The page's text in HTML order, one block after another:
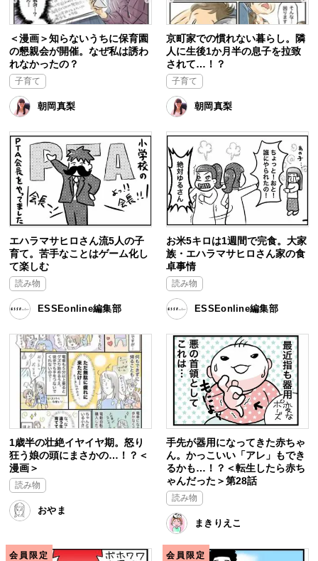
＜漫画＞知らないうちに保育園
の懇親会が開催。なぜ私は誘わ
れなかったの？
子育て
朝岡真梨
京町家での慣れない暮らし。隣
人に生後1か月半の息子を拉致
されて…！？
子育て
朝岡真梨
エハラマサヒロさん流5人の子
育て。苦手なことはゲーム化し
て楽しむ
読み物
ESSEonline編集部
お米5キロは1週間で完食。大家
族・エハラマサヒロさん家の食
卓事情
読み物
ESSEonline編集部
1歳半の壮絶イヤイヤ期。怒り
狂う娘の頭にまさかの…！？＜
漫画＞
読み物
おやま
手先が器用になってきた赤ちゃ
ん。かっこいい「アレ」もでき
るかも…！？＜転生したら赤ち
ゃんだった＞第28話
読み物
まきりえこ
会員限定 会員限定